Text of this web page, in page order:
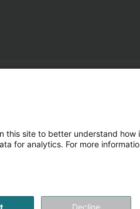
this site to better understand how
for analytics. For more
Decline